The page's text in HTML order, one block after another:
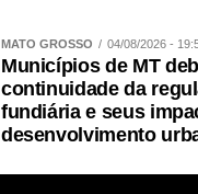
MATO GROSSO 04/08/2026 -
Municípios de MT
continuidade da
fundiária e seus
desenvolvimento